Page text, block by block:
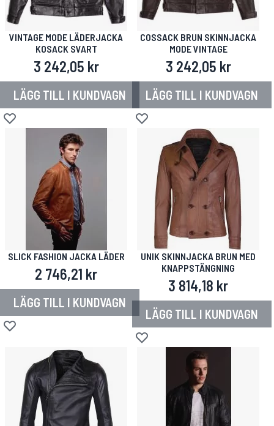
VINTAGE MODE LÄDERJACKA
KOSACK SVART
3 242,05 kr
LÄGG TILL I KUNDVAGN
Lägg till i önskelista
COSSACK BRUN SKINNJACKA
MODE VINTAGE
3 242,05 kr
LÄGG TILL I KUNDVAGN
Lägg till i önskelista
SLICK FASHION JACKA LÄDER
2 746,21 kr
LÄGG TILL I KUNDVAGN
Lägg till i önskelista
UNIK SKINNJACKA BRUN MED
KNAPPSTÄNGNING
3 814,18 kr
LÄGG TILL I KUNDVAGN
Lägg till i önskelista